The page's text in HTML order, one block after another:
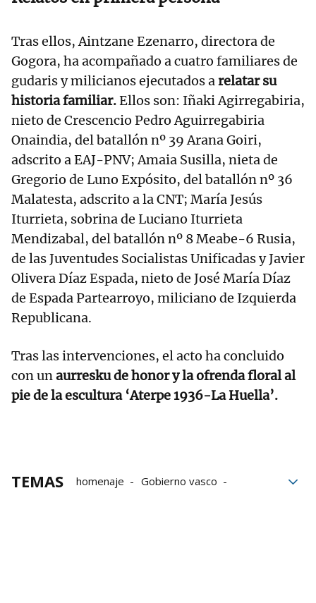
Tras ellos, Aintzane Ezenarro, directora de
Gogora, ha acompañado a cuatro familiares de
gudaris y milicianos ejecutados arelatar su
historia familiar.Ellos son: Iñaki Agirregabiria,
nieto de Crescencio Pedro Aguirregabiria
Onaindia, del batallón nº 39 Arana Goiri,
adscrito a EAJ-PNV; Amaia Susilla, nieta de
Gregorio de Luno Expósito, del batallón nº 36
Malatesta, adscrito a la CNT; María Jesús
Iturrieta, sobrina de Luciano Iturrieta
Mendizabal, del batallón nº 8 Meabe-6 Rusia,
de las Juventudes Socialistas Unificadas y Javier
Olivera Díaz Espada, nieto de José María Díaz
de Espada Partearroyo, miliciano de Izquierda
Republicana.
Tras las intervenciones, el acto ha concluido
con unaurresku de honor y la ofrenda floral al
pie de la escultura ‘Aterpe 1936-La Huella’.
TEMAS homenaje
Gobierno vasco